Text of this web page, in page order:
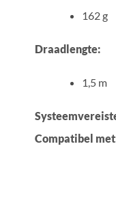
162 g
Draadlengte:
1,5 m
Compatibel